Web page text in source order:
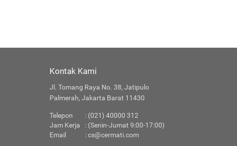
Kontak Kami
Jl. Tomang Raya No. 38, Jatipulo
Palmerah, Jakarta Barat 11430
Telepon
: (021) 40000 312
Jam Kerja
: (Senin-Jumat 9:00-17:00)
Email
:cs@cermati.com